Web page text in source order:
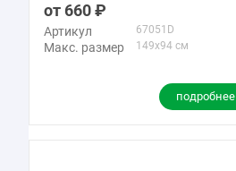
660
Артикул 67051D
Макс. размер 149x94 см
подробнее